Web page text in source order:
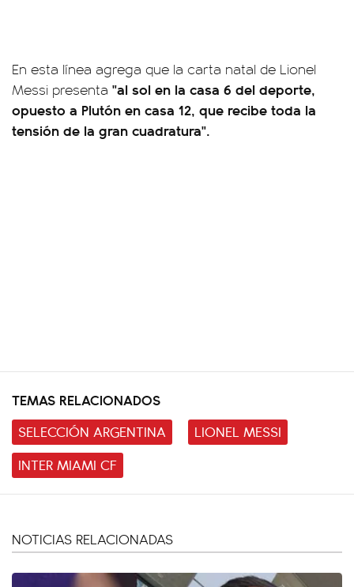
En esta línea agrega que la carta natal de Lionel
Messi presenta "al sol en la casa 6 del deporte,
opuesto a Plutón en casa 12, que recibe toda la
tensión de la gran cuadratura".
TEMAS RELACIONADOS
SELECCIÓN ARGENTINA
LIONEL MESSI
INTER MIAMI CF
NOTICIAS RELACIONADAS